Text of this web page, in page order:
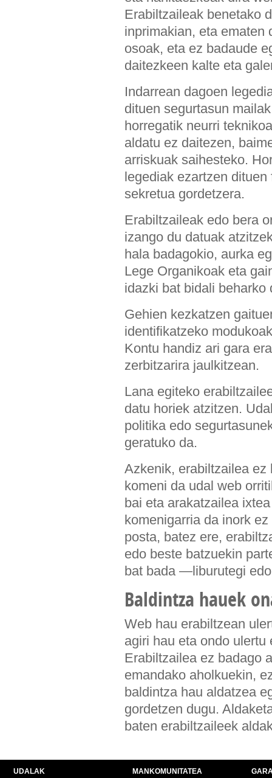
Erabiltzaileak benetako
inprimakian, eta ematen
osoak, eta ez badaude
daitezkeen kalte eta
Indarrean dagoen
dituen segurtasun
horregatik neurri
aldatu ez daitezen,
arriskuak saihesteko.
legediak ezartzen
sekretua gordetzera.
Erabiltzaileak edo bera
izango du datuak
hala badagokio, aurka
Lege Organikoak eta
idazki bat bidali
Gehien kezkatzen
identifikatzeko
Kontu handiz ari gara
zerbitzarira jaulkitzean.
Lana egiteko
datu horiek atzitzen.
politika edo
geratuko da.
Azkenik, erabiltzailea ez
komeni da udal web
bai eta arakatzailea
komenigarria da inork
posta, batez ere,
edo beste batzuekin
bat bada —liburutegi
Baldintza hauek
Web hau erabiltzean
agiri hau eta ondo
Erabiltzailea ez badago
emandako aholkuekin,
baldintza hau aldatzea
gordetzen dugu.
baten erabiltzaileek
UDALAK MANKOMUNITATEA